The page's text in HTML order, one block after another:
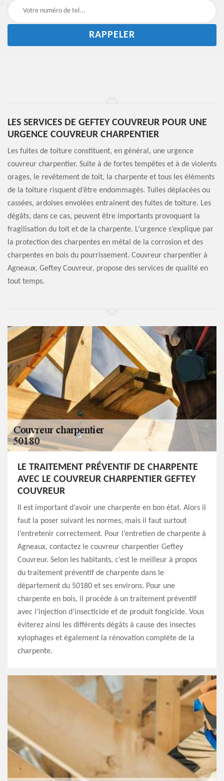
LES SERVICES DE GEFTEY COUVREUR POUR UNE
URGENCE COUVREUR CHARPENTIER
Les fuites de toiture constituent, en général, une urgence
couvreur charpentier. Suite à de fortes tempêtes et à de violents
orages, le revêtement de toit, la charpente et tous les éléments
de la toiture risquent d’être endommagés. Tuiles déplacées ou
cassées, ardoises envolées entrainent des fuites de toiture. Les
dégâts, dans ce cas, peuvent être importants provoquant la
fragilisation du toit et de la charpente. L’urgence s’explique par
la protection des charpentes en métal de la corrosion et des
charpentes en bois du pourrissement. Couvreur charpentier à
Agneaux, Geftey Couvreur, propose des services de qualité en
tout temps.
LE TRAITEMENT PRÉVENTIF DE CHARPENTE
AVEC LE COUVREUR CHARPENTIER GEFTEY
COUVREUR
Il est important d’avoir une charpente en bon état. Alors il
faut la poser suivant les normes, mais il faut surtout
l’entretenir correctement. Pour l’entretien de charpente à
Agneaux, contactez le couvreur charpentier Geftey
Couvreur. Selon les habitants, c’est le meilleur à propos
du traitement préventif de charpente dans le
département du 50180 et ses environs. Pour une
charpente en bois, il procède à un traitement préventif
avec l’injection d’insecticide et de produit fongicide. Vous
éviterez ainsi les différents dégâts à cause des insectes
xylophages et également la rénovation complète de la
charpente.